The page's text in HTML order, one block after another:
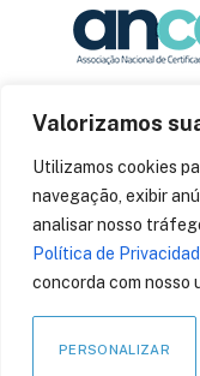
Valorizamos
Utilizamos cookies
navegação, exibir
analisar nosso
Política de
concorda com nosso
PERSONALIZAR
© 2014